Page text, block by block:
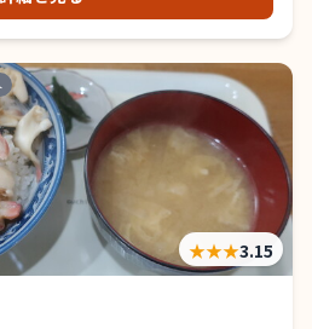
★★★3.15